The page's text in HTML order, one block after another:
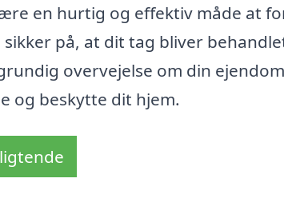
en hurtig og effektiv måde at
på, at dit tag bliver
overvejelse om din
og beskytte dit hjem.